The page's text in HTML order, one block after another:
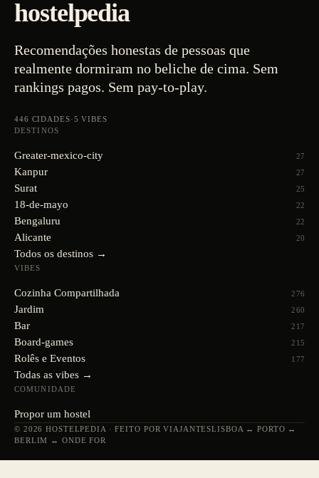
hostelpedia
Recomendações honestas de pessoas que
realmente dormiram no beliche de cima. Sem
rankings pagos. Sem pay-to-play.
446 CIDADES·5 VIBES
DESTINOS
Greater-mexico-city 27
Kanpur 27
Surat 25
18-de-mayo 22
Bengaluru 22
Alicante 20
Todos os destinos →
VIBES
Cozinha Compartilhada 276
Jardim 260
Bar 217
Board-games 215
Rolês e Eventos 177
Todas as vibes →
COMUNIDADE
Propor um hostel
© 2026 HOSTELPEDIA · FEITO POR VIAJANTESLISBOA ↔ PORTO ↔
BERLIM ↔ ONDE FOR